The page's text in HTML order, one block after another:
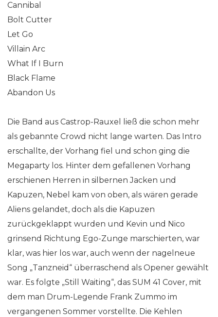
Cannibal
Bolt Cutter
Let Go
Villain Arc
What If I Burn
Black Flame
Abandon Us
Die Band aus Castrop-Rauxel ließ die schon mehr
als gebannte Crowd nicht lange warten. Das Intro
erschallte, der Vorhang fiel und schon ging die
Megaparty los. Hinter dem gefallenen Vorhang
erschienen Herren in silbernen Jacken und
Kapuzen, Nebel kam von oben, als wären gerade
Aliens gelandet, doch als die Kapuzen
zurückgeklappt wurden und Kevin und Nico
grinsend Richtung Ego-Zunge marschierten, war
klar, was hier los war, auch wenn der nagelneue
Song „Tanzneid“ überraschend als Opener gewählt
war. Es folgte „Still Waiting“, das SUM 41 Cover, mit
dem man Drum-Legende Frank Zummo im
vergangenen Sommer vorstellte. Die Kehlen